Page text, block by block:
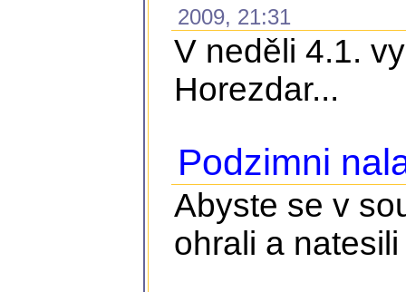
2009, 21:31
V neděli 4.1.
Horezdar...
Podzimni
Abyste se v
ohrali a